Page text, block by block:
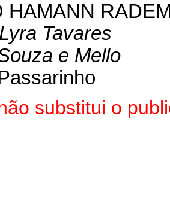
HAMANN
Tavares
e Mello
substitui o